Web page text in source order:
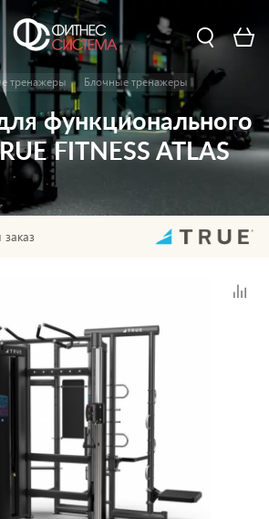
тренажеры Блочные тренажеры
функционального
FITNESS ATLAS